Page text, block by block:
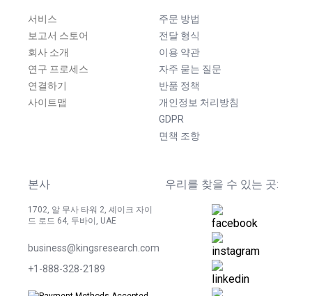
서비스
보고서 스토어
회사 소개
연구 프로세스
연결하기
사이트맵
주문 방법
전달 형식
이용 약관
자주 묻는 질문
반품 정책
개인정보 처리방침
GDPR
면책 조항
본사
1702, 알 무사 타워 2, 셰이크 자이
드 로드 64, 두바이, UAE
business@kingsresearch.com
+1-888-328-2189
우리를 찾을 수 있는 곳: